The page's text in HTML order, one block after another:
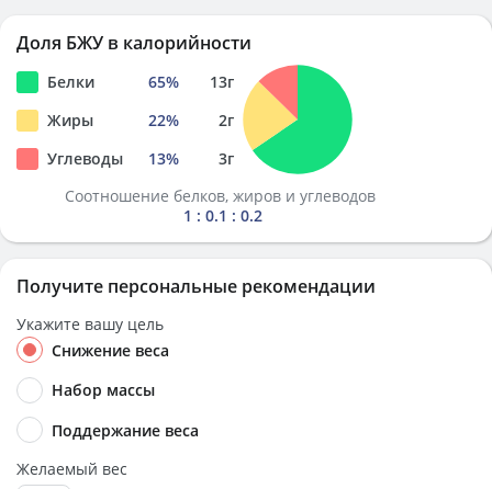
Доля БЖУ в калорийности
Белки 65% 13г
Жиры
22% 2г
Углеводы
13% 3г
Соотношение белков, жиров и углеводов
1 : 0.1 : 0.2
Получите персональные рекомендации
Укажите вашу цель
Снижение веса
Набор массы
Поддержание веса
Желаемый вес